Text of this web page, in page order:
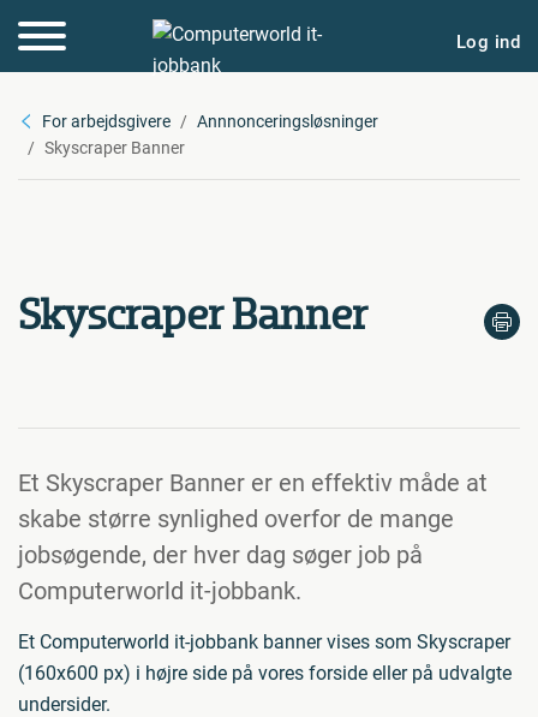
Log ind
For arbejdsgivere
Annnonceringsløsninger
Skyscraper Banner
Skyscraper Banner
Et Skyscraper Banner er en effektiv måde at
skabe større synlighed overfor de mange
jobsøgende, der hver dag søger job på
Computerworld it-jobbank.
Et Computerworld it-jobbank banner vises som Skyscraper
(160x600 px) i højre side på vores forside eller på udvalgte
undersider.